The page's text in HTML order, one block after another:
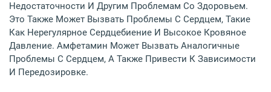
Недостаточности И Другим Проблемам Со Здоровьем.
Это Также Может Вызвать Проблемы С Сердцем, Такие
Как Нерегулярное Сердцебиение И Высокое Кровяное
Давление. Амфетамин Может Вызвать Аналогичные
Проблемы С Сердцем, А Также Привести К Зависимости
И Передозировке.